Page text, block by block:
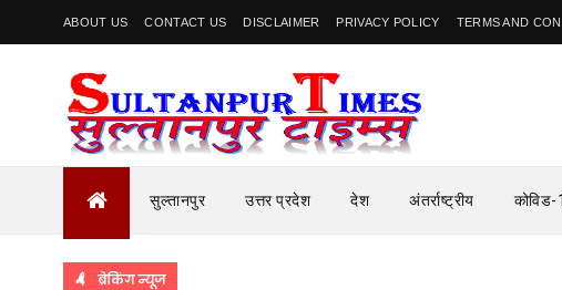
ABOUT US CONTACT US DISCLAIMER PRIVACY POLICY TERMS AND
सुल्तानपुर उत्तर प्रदेश देश अंतर्राष्ट्रीय कोविड-
ब्रेकिंग न्यूज